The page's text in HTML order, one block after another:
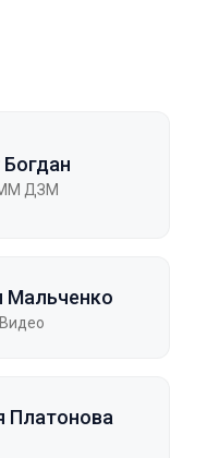
Богдан
ДЗМ
Мальченко
Платонова